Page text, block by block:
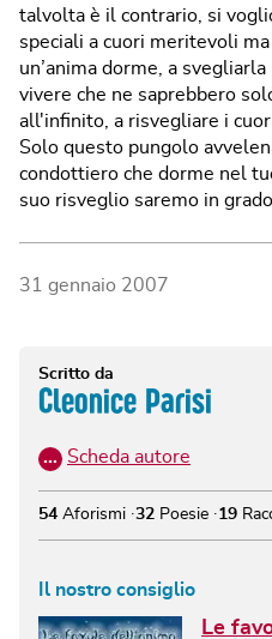
talvolta è il contrario, si
speciali a cuori meritevoli
un’anima dorme, a
vivere che ne saprebbero
all'infinito, a risvegliare i
Solo questo pungolo
condottiero che dorme nel
suo risveglio saremo in
31 gennaio 2007
Scritto da
Cleonice Parisi
… Scheda autore
54 Aforismi 32 Poesie 19
Il nostro consiglio
Le